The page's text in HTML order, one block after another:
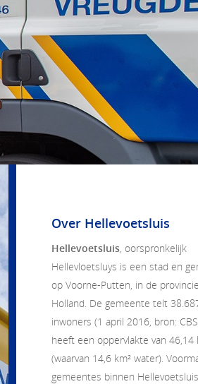
Over Hellevoetsluis
Hellevoetsluis, oorspronkelijk
Hellevloetsluys is een stad en
op Voorne-Putten, in de
Holland. De gemeente telt
inwoners (1 april 2016, bron:
heeft een oppervlakte van 46,14
(waarvan 14,6 km² water).
gemeentes binnen